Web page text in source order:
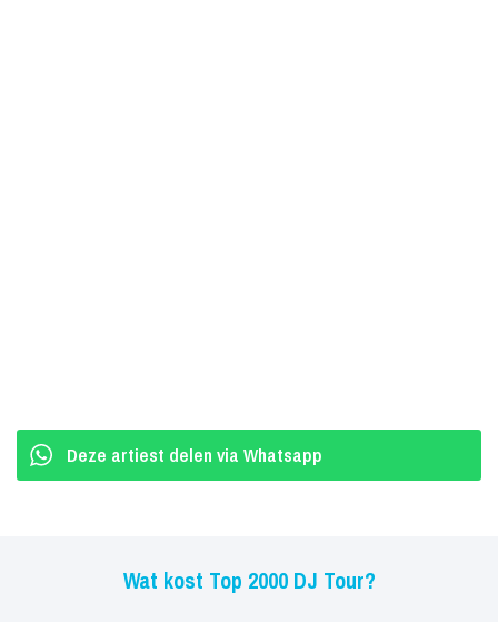
Deze artiest delen via Whatsapp
Wat kost Top 2000 DJ Tour?